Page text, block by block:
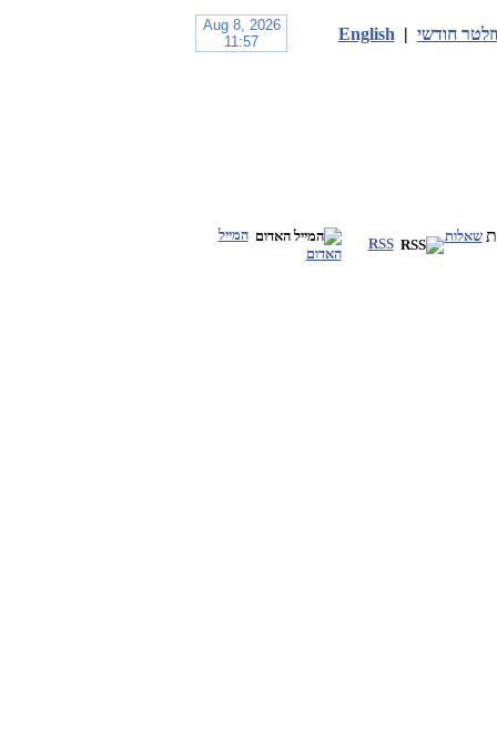
חודשי |
English
שאלות RSS
המייל
האדום